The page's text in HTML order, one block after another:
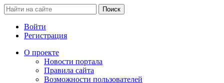
Войти
Регистрация
О проекте
Новости портала
Правила сайта
Возможности пользователей